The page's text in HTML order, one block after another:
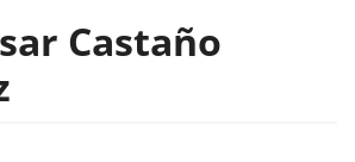
Castaño